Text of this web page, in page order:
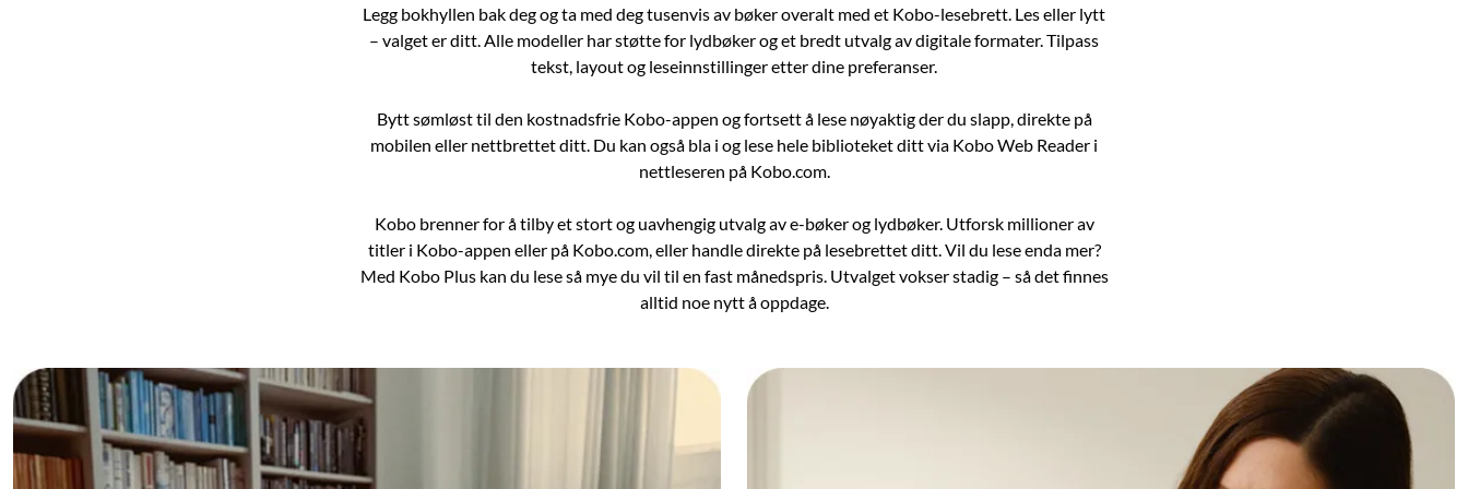
Legg bokhyllen bak deg og ta med deg tusenvis av bøker overalt med et Kobo-lesebrett. Les eller lytt
– valget er ditt. Alle modeller har støtte for lydbøker og et bredt utvalg av digitale formater. Tilpass
tekst, layout og leseinnstillinger etter dine preferanser.
Bytt sømløst til den kostnadsfrie Kobo-appen og fortsett å lese nøyaktig der du slapp, direkte på
mobilen eller nettbrettet ditt. Du kan også bla i og lese hele biblioteket ditt via Kobo Web Reader i
nettleseren på Kobo.com.
Kobo brenner for å tilby et stort og uavhengig utvalg av e-bøker og lydbøker. Utforsk millioner av
titler i Kobo-appen eller på Kobo.com, eller handle direkte på lesebrettet ditt. Vil du lese enda mer?
Med Kobo Plus kan du lese så mye du vil til en fast månedspris. Utvalget vokser stadig – så det finnes
alltid noe nytt å oppdage.